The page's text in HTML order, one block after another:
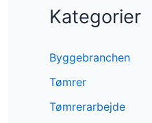
Kategorier
Byggebranchen
Tømrer
Tømrerarbejde